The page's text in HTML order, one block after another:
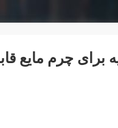
چرم مایع